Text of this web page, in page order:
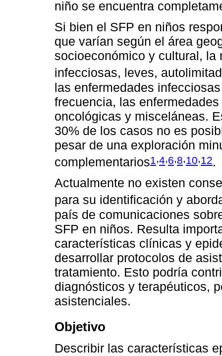
niño se encuentra
Si bien el SFP en niños
que varían según el área
socioeconómico y cultural, la
infecciosas, leves,
las enfermedades
frecuencia, las
oncológicas y misceláneas.
30% de los casos no es
pesar de una exploración
complementarios1,4,6,8,10,12.
Actualmente no existen
para su identificación y
país de comunicaciones
SFP en niños. Resulta
características clínicas y
desarrollar protocolos de
tratamiento. Esto podría
diagnósticos y terapéuticos,
asistenciales.
Objetivo
Describir las características